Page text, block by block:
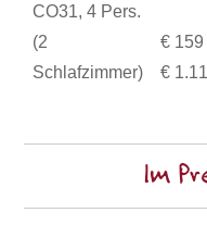
CO31, 4 Pers.
(2
Schlafzimmer)
€ 159 |
€
Im